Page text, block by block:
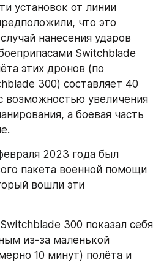
установок от линии
что это
нанесения ударов
Switchblade
этих дронов (по
300) составляет 40
возможностью увеличения
а боевая часть
2023 года был
пакета военной помощи
вошли эти
300 показал себя
из-за маленькой
10 минут) полёта и